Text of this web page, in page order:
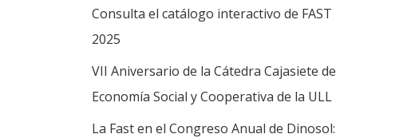
Consulta el catálogo interactivo de FAST
2025
VII Aniversario de la Cátedra Cajasiete de
Economía Social y Cooperativa de la ULL
La Fast en el Congreso Anual de Dinosol: